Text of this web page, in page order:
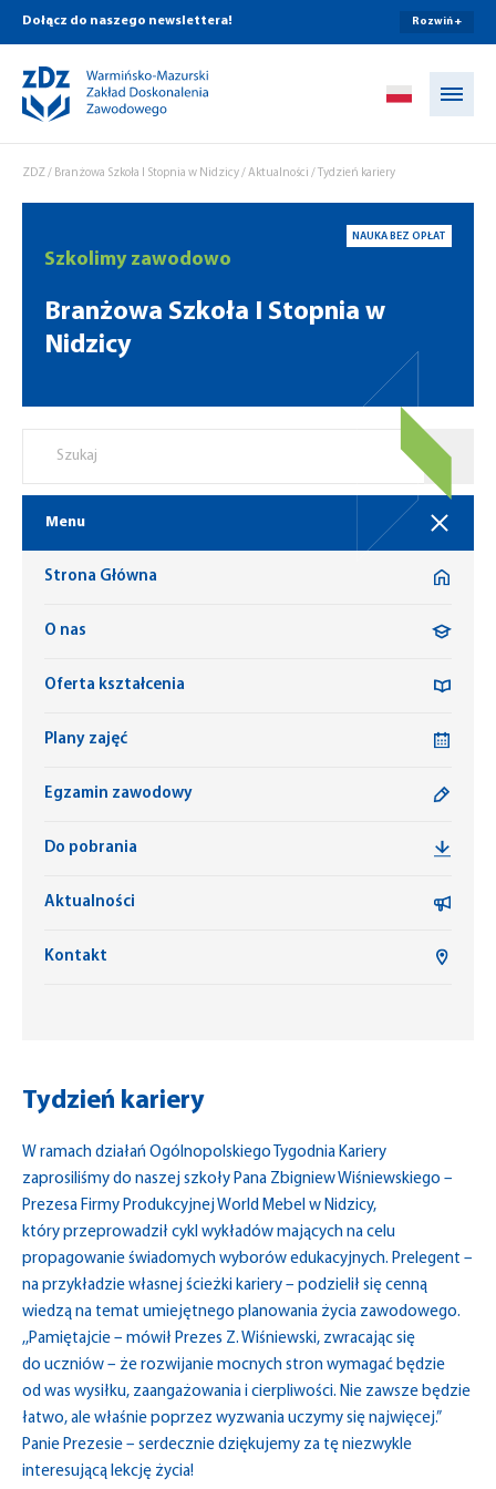
Dołącz do naszego newslettera! Rozwiń +
ZDZ/ Branżowa Szkoła I Stopnia w Nidzicy/ Aktualności / Tydzień kariery
NAUKA BEZ OPŁAT
Szkolimy zawodowo
Branżowa Szkoła I Stopnia w
Nidzicy
Menu
Strona Główna
O nas
Oferta kształcenia
Plany zajęć
Egzamin zawodowy
Do pobrania
Aktualności
Kontakt
Tydzień kariery
W ramach działań Ogólnopolskiego Tygodnia Kariery
zaprosiliśmy do naszej szkoły Pana Zbigniew Wiśniewskiego –
Prezesa Firmy Produkcyjnej World Mebel w Nidzicy,
który przeprowadził cykl wykładów mających na celu
propagowanie świadomych wyborów edukacyjnych. Prelegent –
na przykładzie własnej ścieżki kariery – podzielił się cenną
wiedzą na temat umiejętnego planowania życia zawodowego.
,,Pamiętajcie – mówił Prezes Z. Wiśniewski, zwracając się
do uczniów – że rozwijanie mocnych stron wymagać będzie
od was wysiłku, zaangażowania i cierpliwości. Nie zawsze będzie
łatwo, ale właśnie poprzez wyzwania uczymy się najwięcej.”
Panie Prezesie – serdecznie dziękujemy za tę niezwykle
interesującą lekcję życia!